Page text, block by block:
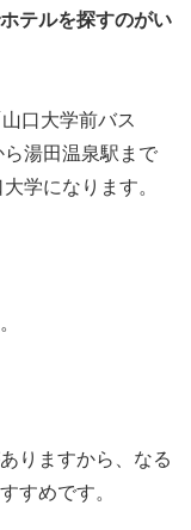
テルを探すのがい
口大学前バス
湯田温泉駅まで
学になります。
りますから、なる
すめです。